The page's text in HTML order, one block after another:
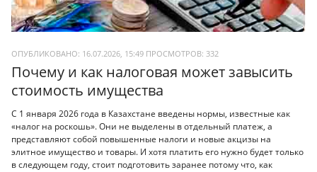
ОПУБЛИКОВАНО: 16.07.2026, 15:49 ПРОСМОТРОВ: 332
Почему и как налоговая может завысить
стоимость имущества
С 1 января 2026 года в Казахстане введены нормы, известные как
«налог на роскошь». Они не выделены в отдельный платеж, а
представляют собой повышенные налоги и новые акцизы на
элитное имущество и товары. И хотя платить его нужно будет только
в следующем году, стоит подготовить заранее потому что, как